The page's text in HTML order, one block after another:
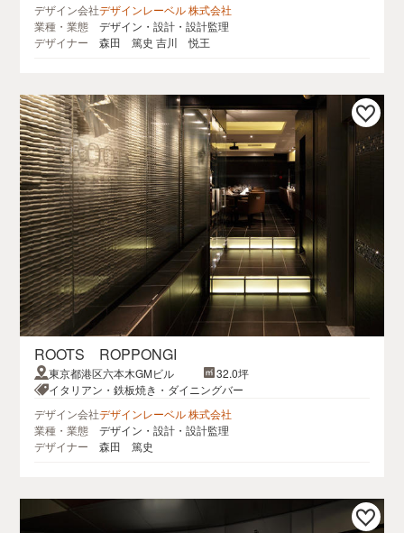
デザイン会社デザインレーベル 株式会社
業種・業態
デザイン・設計・設計監理
デザイナー
森田 篤史 吉川 悦王
ROOTS ROPPONGI
東京都港区六本木GMビル
32.0坪
イタリアン・鉄板焼き・ダイニングバー
デザイン会社デザインレーベル 株式会社
業種・業態
デザイン・設計・設計監理
デザイナー
森田 篤史